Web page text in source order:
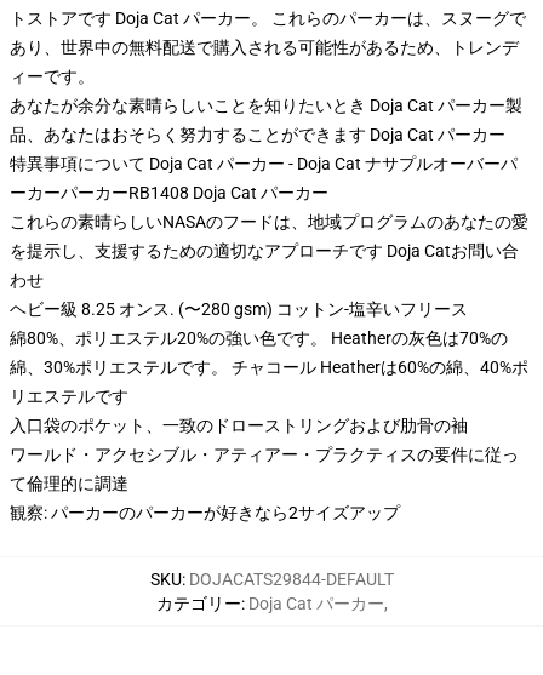
トストアです Doja Cat パーカー。 これらのパーカーは、スヌーグで
あり、世界中の無料配送で購入される可能性があるため、トレンデ
ィーです。
あなたが余分な素晴らしいことを知りたいとき Doja Cat パーカー製
品、あなたはおそらく努力することができます Doja Cat パーカー
特異事項について Doja Cat パーカー - Doja Cat ナサプルオーバーパ
ーカーパーカーRB1408 Doja Cat パーカー
これらの素晴らしいNASAのフードは、地域プログラムのあなたの愛
を提示し、支援するための適切なアプローチです Doja Catお問い合
わせ
ヘビー級 8.25 オンス. (〜280 gsm) コットン-塩辛いフリース
綿80%、ポリエステル20%の強い色です。 Heatherの灰色は70%の
綿、30%ポリエステルです。 チャコール Heatherは60%の綿、40%ポ
リエステルです
入口袋のポケット、一致のドローストリングおよび肋骨の袖
ワールド・アクセシブル・アティアー・プラクティスの要件に従っ
て倫理的に調達
観察: パーカーのパーカーが好きなら2サイズアップ
SKU: DOJACATS29844-DEFAULT
カテゴリー: Doja Cat パーカー,